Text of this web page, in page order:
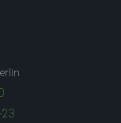
23